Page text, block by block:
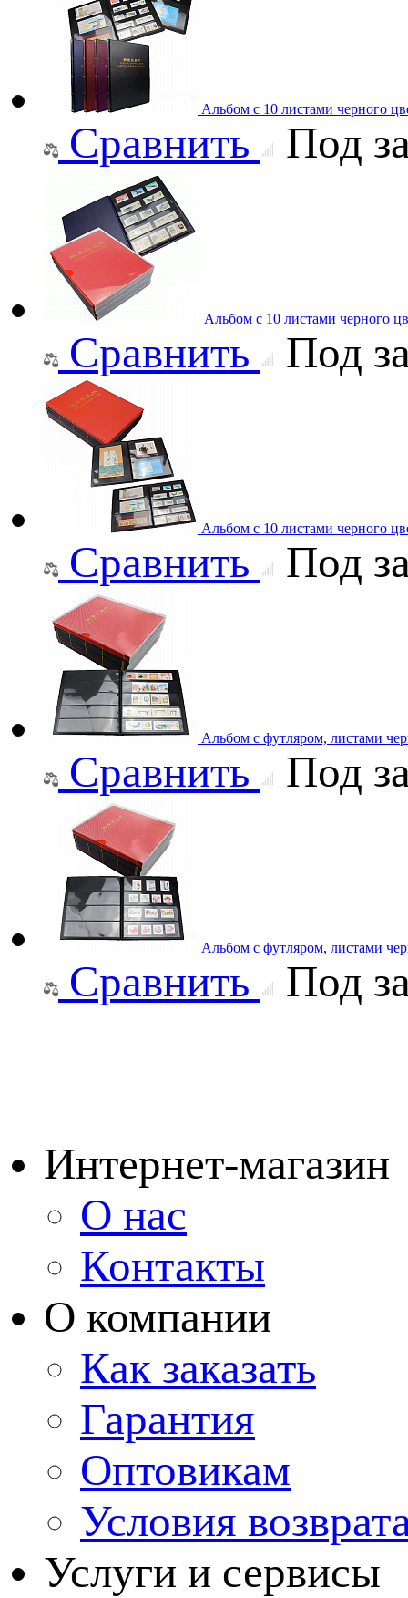
Альбом с 10 листами черного
Сравнить Под
Альбом с 10 листами черного
Сравнить Под
Альбом с 10 листами черного
Сравнить Под
Альбом с футляром, листами
Сравнить Под
Альбом с футляром, листами
Сравнить Под
Интернет-магазин
О нас
Контакты
О компании
Как заказать
Гарантия
Оптовикам
Условия
Услуги и сервисы